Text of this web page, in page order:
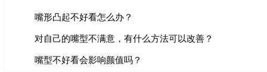
嘴形凸起不好看怎么办？
对自己的嘴型不满意，有什么方法可以改善？
嘴型不好看会影响颜值吗？